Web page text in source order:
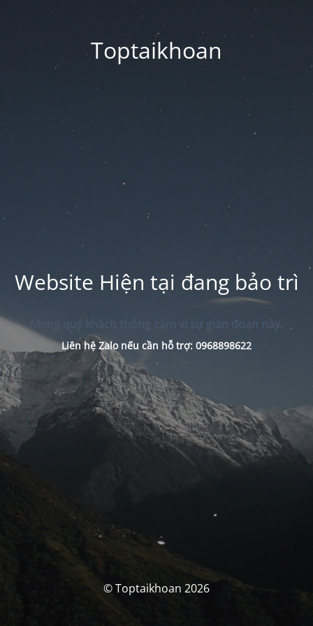
Toptaikhoan
Website Hiện tại đang bảo trì
Mong quý khách thông cảm vì sự gián đoạn này.
Liên hệ Zalo nếu cần hỗ trợ: 0968898622
© Toptaikhoan 2026